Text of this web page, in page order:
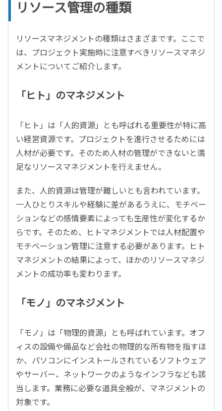
リソース管理の種類
リソースマネジメントの種類はさまざまです。ここで
は、プロジェクト実施時に注意すべきリソースマネジ
メントについてご紹介します。
「ヒト」のマネジメント
「ヒト」は「人的資源」とも呼ばれる重要性が特に高
い経営資源です。プロジェクトを進行させるためには
人材が必要です。そのため人材の管理ができないと満
足なリソースマネジメントを行えません。
また、人的資源は管理が難しいとも言われています。
一人ひとりスキルや経験に差があるうえに、モチベー
ションなどの感情要素によっても生産性が変化するか
らです。そのため、ヒトマネジメントでは人材配置や
モチベーション管理に注意する必要があります。ヒト
マネジメントの結果によって、ほかのリソースマネジ
メントの成功率も変わります。
「モノ」のマネジメント
「モノ」は「物理的資源」とも呼ばれています。オフ
ィスの設備や備品など会社の物理的な所有物を指すほ
か、パソコンにインストールされているソフトウェア
やサーバー、ネットワークのようなインフラなども該
当します。業務に必要な道具全般が、マネジメントの
対象です。